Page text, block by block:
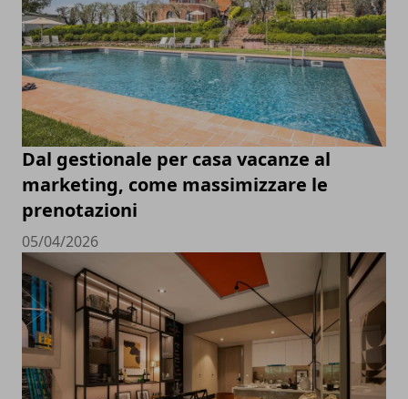
Dal gestionale per casa vacanze al
marketing, come massimizzare le
prenotazioni
05/04/2026